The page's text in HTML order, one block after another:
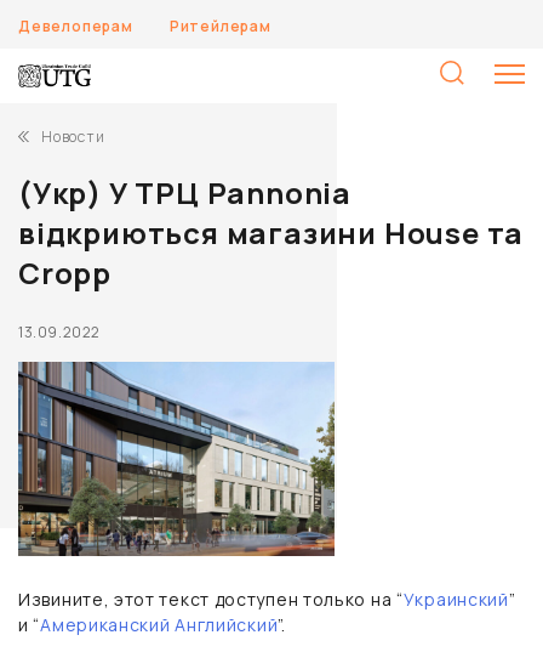
Девелоперам Ритейлерам
Новости
(Укр) У ТРЦ Pannonia
відкриються магазини House та
Cropp
13.09.2022
Извините, этот текст доступен только на “Украинский”
и “Американский Английский”.